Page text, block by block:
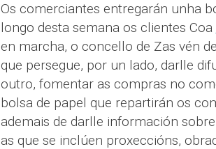
Os comerciantes entregarán unha
longo desta semana os clientes Coa
en marcha, o concello de Zas vén
que persegue, por un lado, darlle
outro, fomentar as compras no
bolsa de papel que repartirán os
ademais de darlle información
as que se inclúen proxeccións,